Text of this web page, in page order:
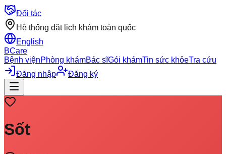
Đối tác
Hệ thống đặt lịch khám toàn quốc
English
BCare
Bệnh việnPhòng khámBác sĩGói khámTin sức khỏeTra cứu
Đăng nhập
Đăng ký
Sốt